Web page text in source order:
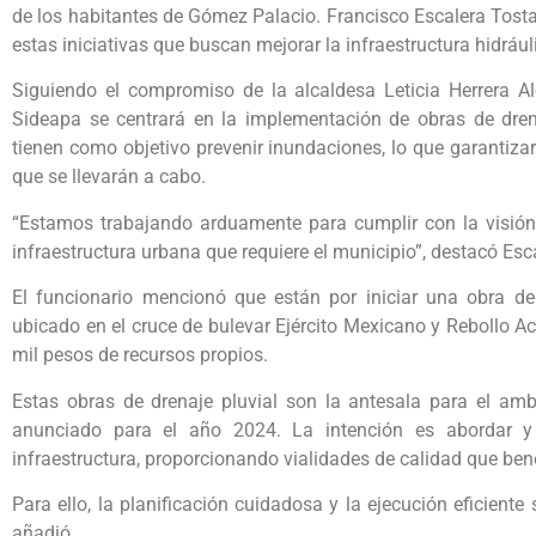
de los habitantes de Gómez Palacio. Francisco Escalera
estas iniciativas que buscan mejorar la infraestructura
Siguiendo el compromiso de la alcaldesa Leticia Herrera
Sideapa se centrará en la implementación de obras de
tienen como objetivo prevenir inundaciones, lo que
que se llevarán a cabo.
“Estamos trabajando arduamente para cumplir con la
infraestructura urbana que requiere el municipio”, destacó
El funcionario mencionó que están por iniciar una obra
ubicado en el cruce de bulevar Ejército Mexicano y Rebollo
mil pesos de recursos propios.
Estas obras de drenaje pluvial son la antesala para el
anunciado para el año 2024. La intención es abordar
infraestructura, proporcionando vialidades de calidad que
Para ello, la planificación cuidadosa y la ejecución